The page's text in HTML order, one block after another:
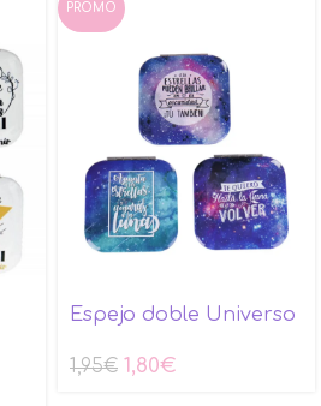
PROMO
Espejo doble Universo
1,95€ 1,80€